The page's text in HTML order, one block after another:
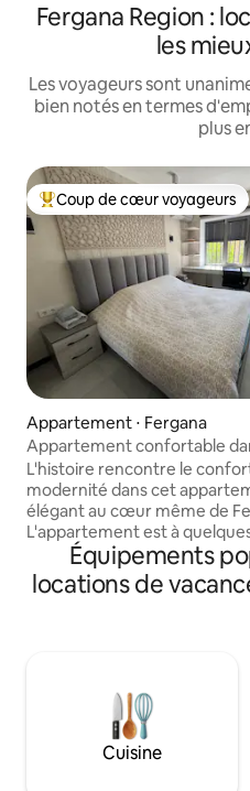
Fergana Region :
les
Les voyageurs sont
bien notés en termes
plus
Coups de cœur voyageurs les
Coup de cœur voyageurs
Appartement ⋅ Fergana
Appartement confortable
centre-ville
L'histoire rencontre le
modernité dans cet
élégant au cœur même de
L'appartement est à
certains des endroits les
de la ville tels que le bazar
Al-Farg' ioniy et des
une petite famille ou des
voyageant ensemble. Les
chambres disposent de
prises Internet pour les
Équipements
locations de
Cuisine